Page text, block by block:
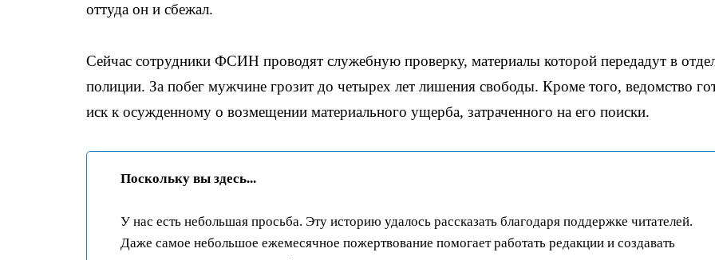
оттуда он и сбежал.
Сейчас сотрудники ФСИН проводят служебную проверку, материалы которой передадут в
полиции. За побег мужчине грозит до четырех лет лишения свободы. Кроме того, ведомство
иск к осужденному о возмещении материального ущерба, затраченного на его поиски.
Поскольку вы здесь...
У нас есть небольшая просьба. Эту историю удалось рассказать благодаря поддержке читателей.
Даже самое небольшое ежемесячное пожертвование помогает работать редакции и создавать